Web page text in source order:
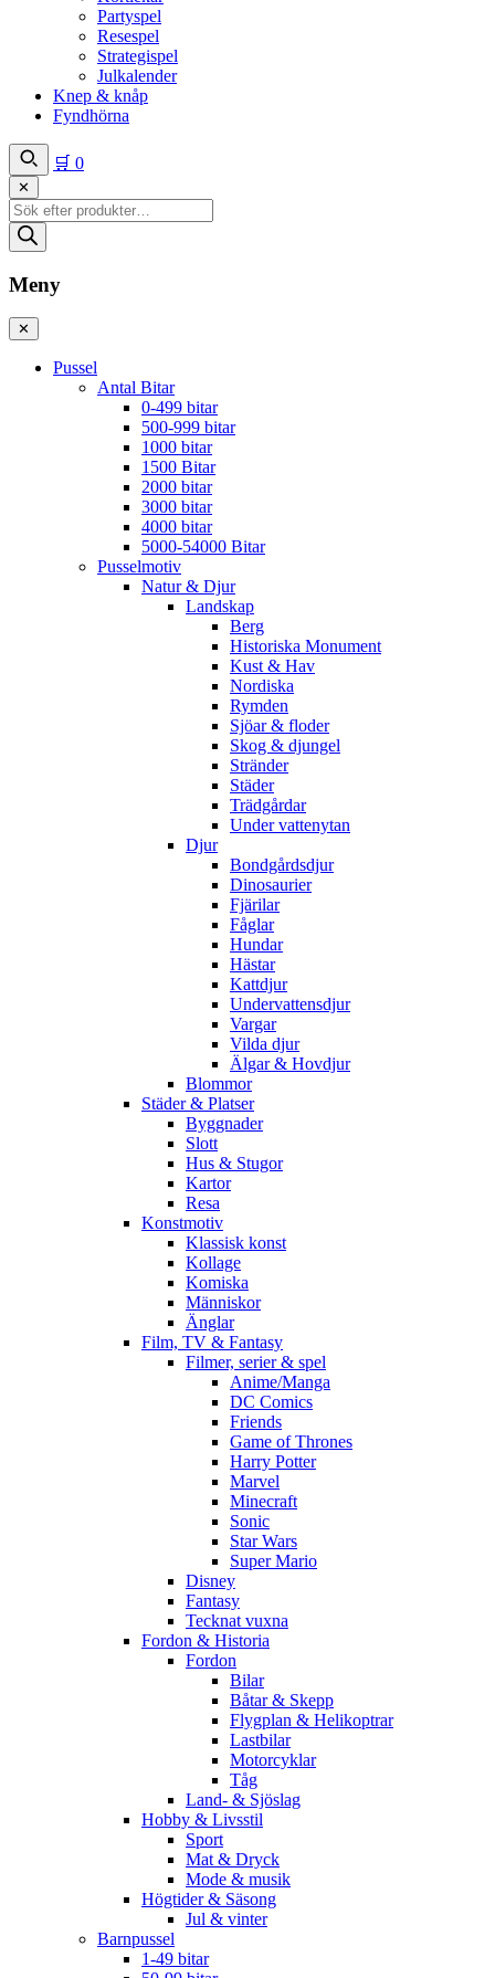
Partyspel
Resespel
Strategispel
Julkalender
Knep & knåp
Fyndhörna
🛒 0
✕
Produktsökning
Meny
✕
Pussel
Antal Bitar
0-499 bitar
500-999 bitar
1000 bitar
1500 Bitar
2000 bitar
3000 bitar
4000 bitar
5000-54000 Bitar
Pusselmotiv
Natur & Djur
Landskap
Berg
Historiska Monument
Kust & Hav
Nordiska
Rymden
Sjöar & floder
Skog & djungel
Stränder
Städer
Trädgårdar
Under vattenytan
Djur
Bondgårdsdjur
Dinosaurier
Fjärilar
Fåglar
Hundar
Hästar
Kattdjur
Undervattensdjur
Vargar
Vilda djur
Älgar & Hovdjur
Blommor
Städer & Platser
Byggnader
Slott
Hus & Stugor
Kartor
Resa
Konstmotiv
Klassisk konst
Kollage
Komiska
Människor
Änglar
Film, TV & Fantasy
Filmer, serier & spel
Anime/Manga
DC Comics
Friends
Game of Thrones
Harry Potter
Marvel
Minecraft
Sonic
Star Wars
Super Mario
Disney
Fantasy
Tecknat vuxna
Fordon & Historia
Fordon
Bilar
Båtar & Skepp
Flygplan & Helikoptrar
Lastbilar
Motorcyklar
Tåg
Land- & Sjöslag
Hobby & Livsstil
Sport
Mat & Dryck
Mode & musik
Högtider & Säsong
Jul & vinter
Barnpussel
1-49 bitar